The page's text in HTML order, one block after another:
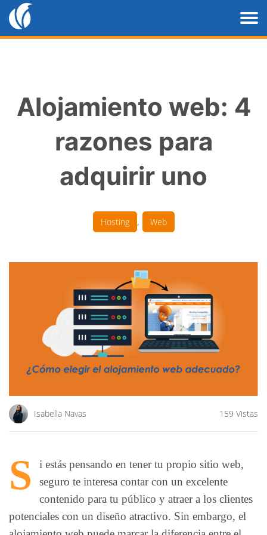
Alojamiento web: 4
razones para
adquirir uno
Hosting , Web
Isabella Navas 159 Vistas
S
i estás pensando en tener tu propio sitio web,
seguro te interesa contar con un excelente
contenido para tu público y atraer a los clientes
potenciales con un diseño atractivo. Sin embargo, el